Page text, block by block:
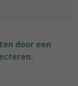
door een